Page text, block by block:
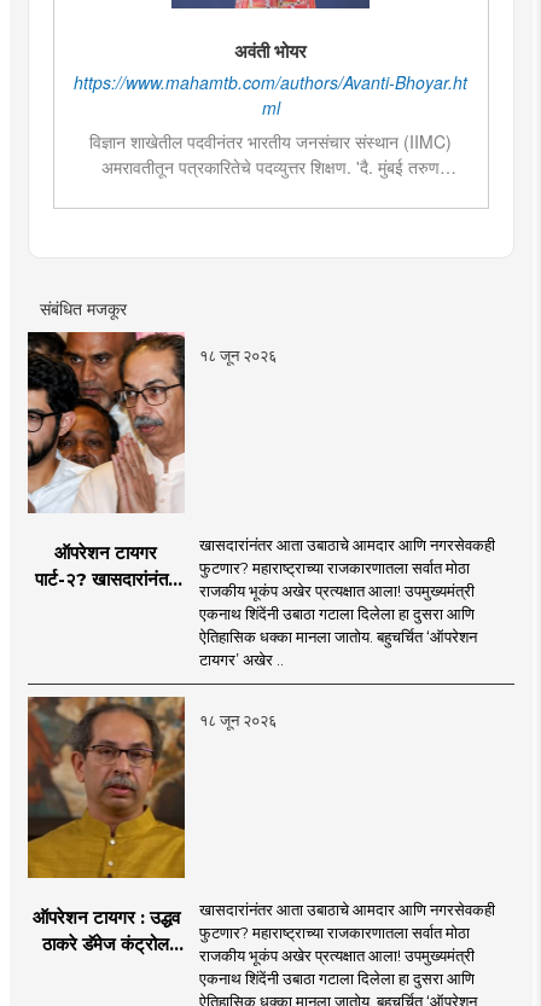
अवंती भोयर
https://www.mahamtb.com/authors/Avanti-Bhoyar.ht
ml
विज्ञान शाखेतील पदवीनंतर भारतीय जनसंचार संस्थान (IIMC)
अमरावतीतून पत्रकारितेचे पदव्युत्तर शिक्षण. 'दै. मुंबई तरुण
राजकारण या विषयात विशेष रस. हस्तकला, संगीत आणि कविता
संबंधित मजकूर
१८ जून २०२६
ऑपरेशन टायगर
पार्ट-२? खासदारांनंतर
खासदारांनंतर आता उबाठाचे आमदार आणि नगरसेवकही
फुटणार? महाराष्ट्राच्या राजकारणातला सर्वात मोठा
राजकीय भूकंप अखेर प्रत्यक्षात आला! उपमुख्यमंत्री
एकनाथ शिंदेंनी उबाठा गटाला दिलेला हा दुसरा आणि
ऐतिहासिक धक्का मानला जातोय. बहुचर्चित ‘ऑपरेशन
टायगर’ अखेर ..
१८ जून २०२६
ऑपरेशन टायगर : उद्धव
ठाकरे डॅमेज कंट्रोल
खासदारांनंतर आता उबाठाचे आमदार आणि नगरसेवकही
फुटणार? महाराष्ट्राच्या राजकारणातला सर्वात मोठा
राजकीय भूकंप अखेर प्रत्यक्षात आला! उपमुख्यमंत्री
एकनाथ शिंदेंनी उबाठा गटाला दिलेला हा दुसरा आणि
ऐतिहासिक धक्का मानला जातोय. बहुचर्चित ‘ऑपरेशन